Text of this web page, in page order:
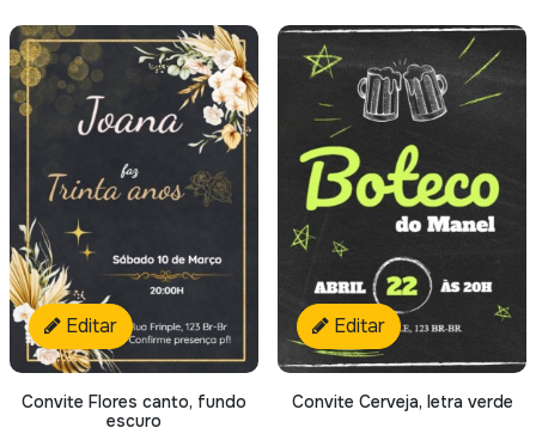
Editar
Convite Flores canto, fundo
escuro
Editar
Convite Cerveja, letra verde